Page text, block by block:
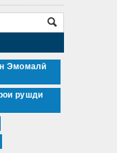
Эмомалӣ
рушди